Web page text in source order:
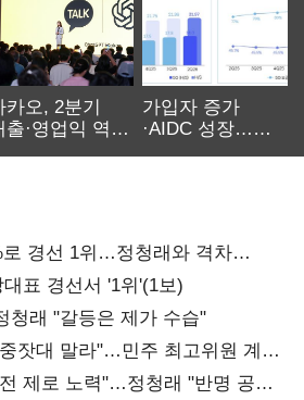
카오, 2분기
출·영업익 역대
가입자 증가
·AIDC 성장…
로 경선 1위…정청래와 격차
표 경선서 '1위'(1보)
래 "갈등은 제가 수습"
잣대 말라"…민주 최고위원 계파
제로 노력"…정청래 "반명 공세